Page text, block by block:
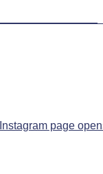
Instagram page